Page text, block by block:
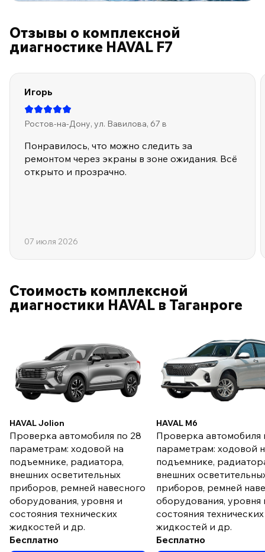
Отзывы о комплексной
диагностике HAVAL F7
Игорь
Ростов-на-Дону, ул. Вавилова, 67 в
Понравилось, что можно следить за
ремонтом через экраны в зоне ожидания. Всё
открыто и прозрачно.
07 июля 2026
Стоимость комплексной
диагностики HAVAL в Таганроге
HAVAL Jolion
Проверка автомобиля по 28
параметрам: ходовой на
подъемнике, радиатора,
внешних осветительных
приборов, ремней навесного
оборудования, уровня и
состояния технических
жидкостей и др.
Бесплатно
HAVAL M6
Проверка автомобиля
параметрам: ходовой
подъемнике,
внешних
приборов, ремней
оборудования, уровня
состояния технических
жидкостей и др.
Бесплатно